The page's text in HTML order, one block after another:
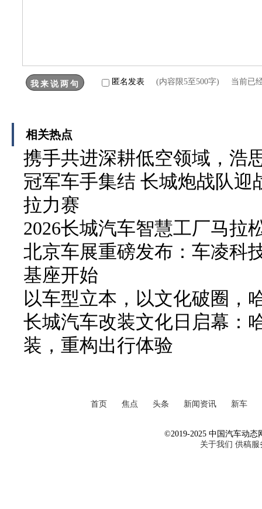
匿名发表 (内容限5至500字) 当前已
相关热点
携手共进深耕低空领域，浩
冠军车手集结 长城炮战队迎
拉力赛
2026长城汽车智慧工厂马拉
北京车展重磅发布：车凌科
基座开始
以车型立本，以文化破圈，
长城汽车改装文化日启幕：
装，重构出行体验
首页 焦点 头条 新闻资讯 新车
©2019-2025 中国汽车动态
关于我们 供稿服